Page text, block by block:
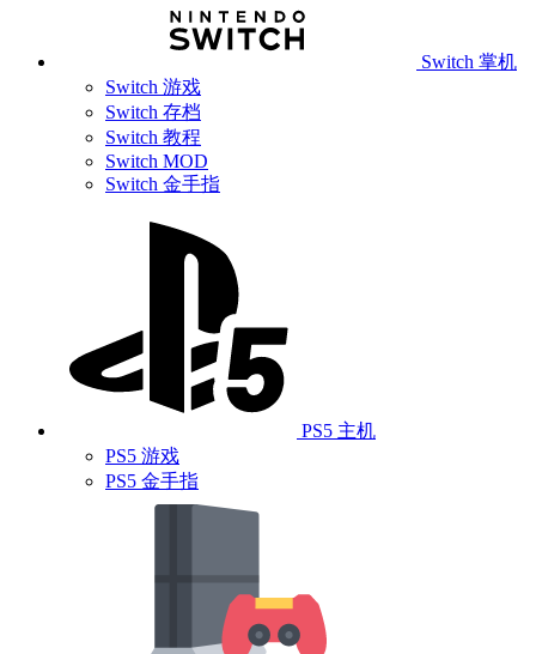
Switch 掌机
Switch 游戏
Switch 存档
Switch 教程
Switch MOD
Switch 金手指
PS5 主机
PS5 游戏
PS5 金手指